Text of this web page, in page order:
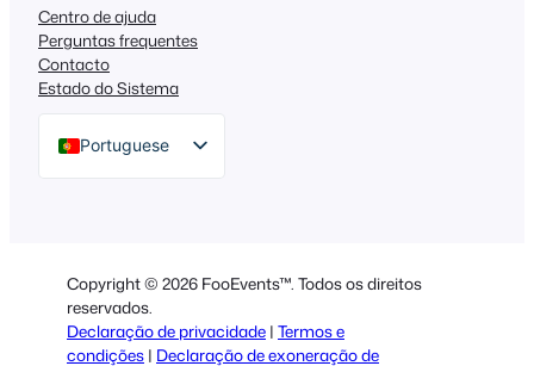
Centro de ajuda
Perguntas frequentes
Contacto
Estado do Sistema
Portuguese
Spanish
Italian
Copyright © 2026 FooEvents™. Todos os direitos
reservados.
Declaração de privacidade | Termos e
condições | Declaração de exoneração de